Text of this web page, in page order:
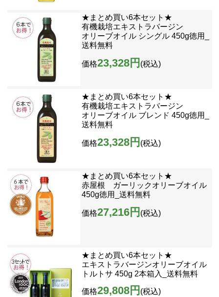
★まとめ買い6本セット★
有機栽培エキストラバージン
オリーブオイル シングル 450g徳用_
送料無料
価格23,328円 (税込)
★まとめ買い6本セット★
有機栽培エキストラバージン
オリーブオイル ブレンド 450g徳用_
送料無料
価格23,328円 (税込)
★まとめ買い6本セット★
赤屋根 ガーリックオリーブオイル
450g徳用_送料無料
価格27,216円 (税込)
★まとめ買い6本セット★
エキストラバージンオリーブオイル
トルトサ 450g 2本箱入_送料無料
価格29,808円 (税込)